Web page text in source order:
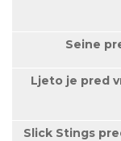
Seine
Ljeto je pred
Slick Stings